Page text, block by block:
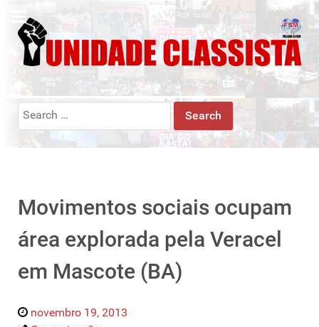
Search
Movimentos sociais ocupam
área explorada pela Veracel
em Mascote (BA)
novembro 19, 2013